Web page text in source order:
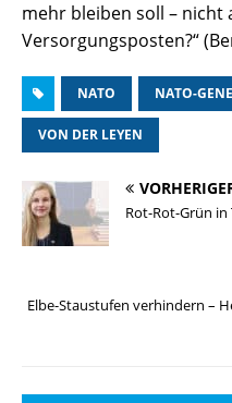
mehr bleiben soll – nicht
Versorgungsposten?“
NATO NATO-
VON DER LEYEN
Rot-Rot-Grün
Elbe-Staustufen verhindern –